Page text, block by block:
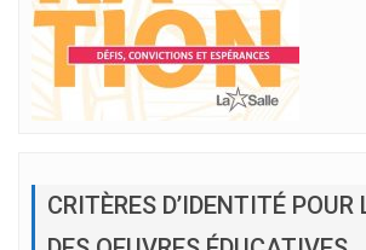
CRITÈRES D’IDENTITÉ